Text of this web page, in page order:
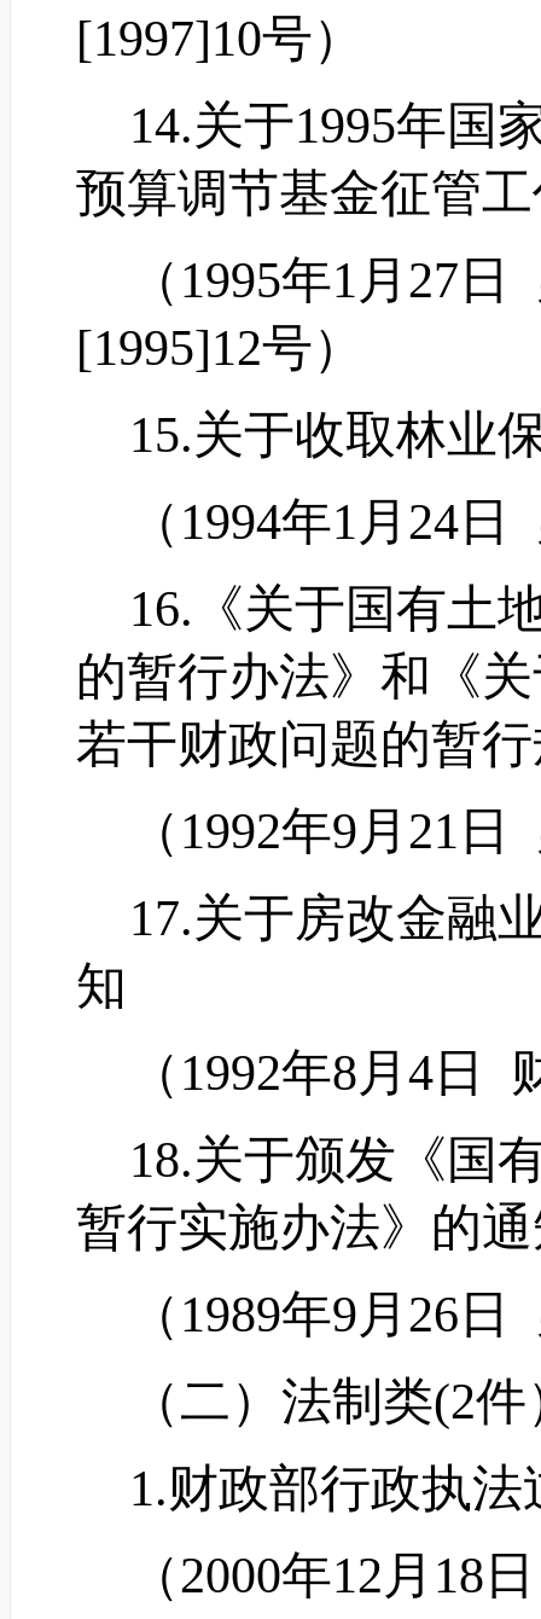
[1997]10号）
14.关于1995年国
预算调节基金征管
（1995年1月27
[1995]12号）
15.关于收取林业
（1994年1月24
16.《关于国有土
的暂行办法》和《
若干财政问题的暂
（1992年9月21
17.关于房改金融
知
（1992年8月4日
18.关于颁发《国
暂行实施办法》的
（1989年9月26
（二）法制类(2件
1.财政部行政执法
（2000年12月18